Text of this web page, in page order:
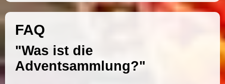
FAQ
"Was ist die
Adventsammlung?"